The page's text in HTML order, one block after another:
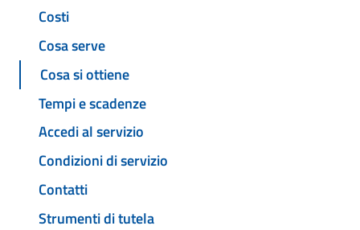
Costi
Cosa serve
Cosa si ottiene
Tempi e scadenze
Accedi al servizio
Condizioni di servizio
Contatti
Strumenti di tutela